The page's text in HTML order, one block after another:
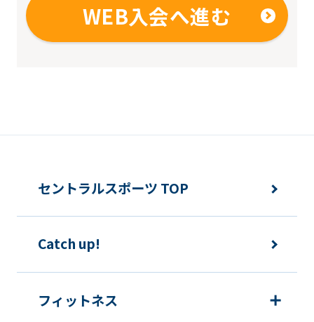
WEB入会へ進む
may
differ
content.
that
you
understand
セントラルスポーツ TOP
Catch up!
フィットネス